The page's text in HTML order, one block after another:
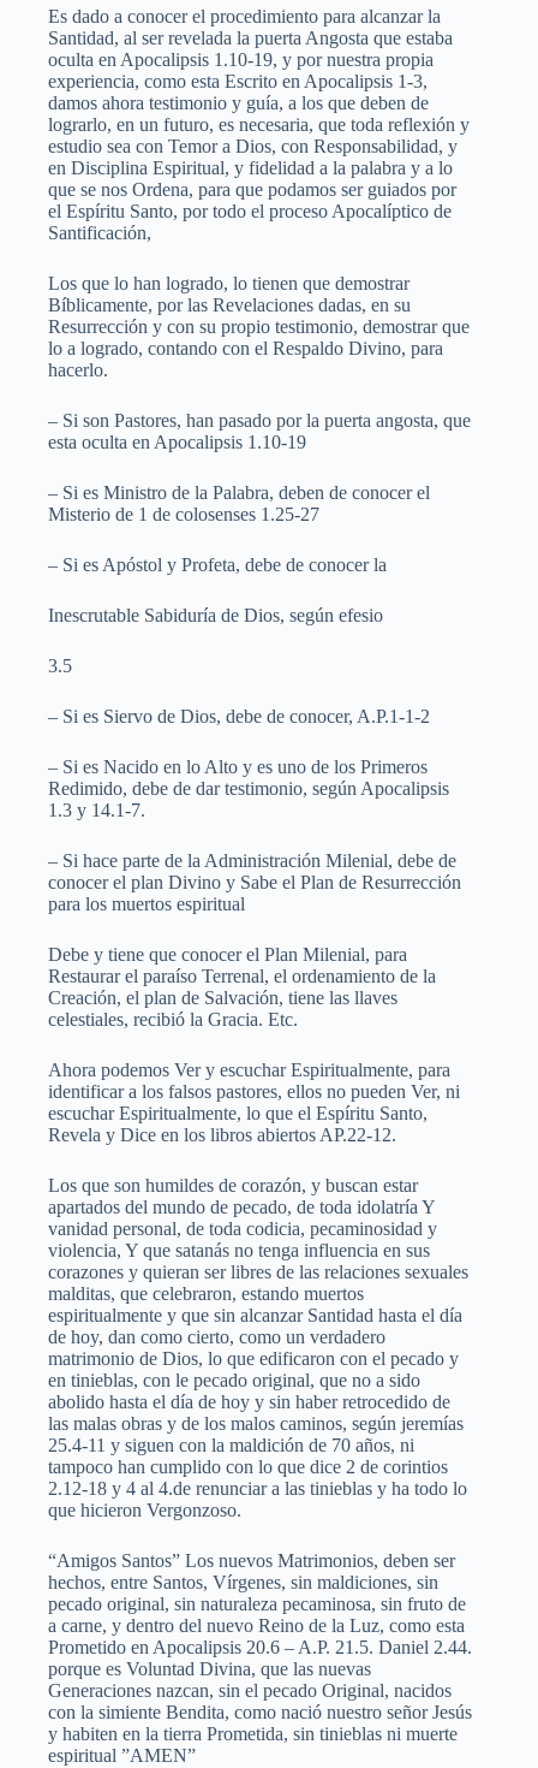
Es dado a conocer el procedimiento para alcanzar la
Santidad, al ser revelada la puerta Angosta que estaba
oculta en Apocalipsis 1.10-19, y por nuestra propia
experiencia, como esta Escrito en Apocalipsis 1-3,
damos ahora testimonio y guía, a los que deben de
lograrlo, en un futuro, es necesaria, que toda reflexión y
estudio sea con Temor a Dios, con Responsabilidad, y
en Disciplina Espiritual, y fidelidad a la palabra y a lo
que se nos Ordena, para que podamos ser guiados por
el Espíritu Santo, por todo el proceso Apocalíptico de
Santificación,
Los que lo han logrado, lo tienen que demostrar
Bíblicamente, por las Revelaciones dadas, en su
Resurrección y con su propio testimonio, demostrar que
lo a logrado, contando con el Respaldo Divino, para
hacerlo.
– Si son Pastores, han pasado por la puerta angosta, que
esta oculta en Apocalipsis 1.10-19
– Si es Ministro de la Palabra, deben de conocer el
Misterio de 1 de colosenses 1.25-27
– Si es Apóstol y Profeta, debe de conocer la
Inescrutable Sabiduría de Dios, según efesio
3.5
– Si es Siervo de Dios, debe de conocer, A.P.1-1-2
– Si es Nacido en lo Alto y es uno de los Primeros
Redimido, debe de dar testimonio, según Apocalipsis
1.3 y 14.1-7.
– Si hace parte de la Administración Milenial, debe de
conocer el plan Divino y Sabe el Plan de Resurrección
para los muertos espiritual
Debe y tiene que conocer el Plan Milenial, para
Restaurar el paraíso Terrenal, el ordenamiento de la
Creación, el plan de Salvación, tiene las llaves
celestiales, recibió la Gracia. Etc.
Ahora podemos Ver y escuchar Espiritualmente, para
identificar a los falsos pastores, ellos no pueden Ver, ni
escuchar Espiritualmente, lo que el Espíritu Santo,
Revela y Dice en los libros abiertos AP.22-12.
Los que son humildes de corazón, y buscan estar
apartados del mundo de pecado, de toda idolatría Y
vanidad personal, de toda codicia, pecaminosidad y
violencia, Y que satanás no tenga influencia en sus
corazones y quieran ser libres de las relaciones sexuales
malditas, que celebraron, estando muertos
espiritualmente y que sin alcanzar Santidad hasta el día
de hoy, dan como cierto, como un verdadero
matrimonio de Dios, lo que edificaron con el pecado y
en tinieblas, con le pecado original, que no a sido
abolido hasta el día de hoy y sin haber retrocedido de
las malas obras y de los malos caminos, según jeremías
25.4-11 y siguen con la maldición de 70 años, ni
tampoco han cumplido con lo que dice 2 de corintios
2.12-18 y 4 al 4.de renunciar a las tinieblas y ha todo lo
que hicieron Vergonzoso.
“Amigos Santos” Los nuevos Matrimonios, deben ser
hechos, entre Santos, Vírgenes, sin maldiciones, sin
pecado original, sin naturaleza pecaminosa, sin fruto de
a carne, y dentro del nuevo Reino de la Luz, como esta
Prometido en Apocalipsis 20.6 – A.P. 21.5. Daniel 2.44.
porque es Voluntad Divina, que las nuevas
Generaciones nazcan, sin el pecado Original, nacidos
con la simiente Bendita, como nació nuestro señor Jesús
y habiten en la tierra Prometida, sin tinieblas ni muerte
espiritual ”AMEN”